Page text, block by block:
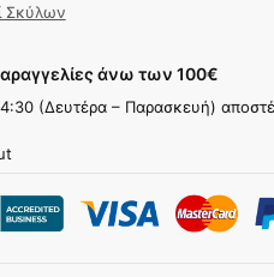
Σκύλων
άνω των 100€
(Δευτέρα – Παρασκευή)